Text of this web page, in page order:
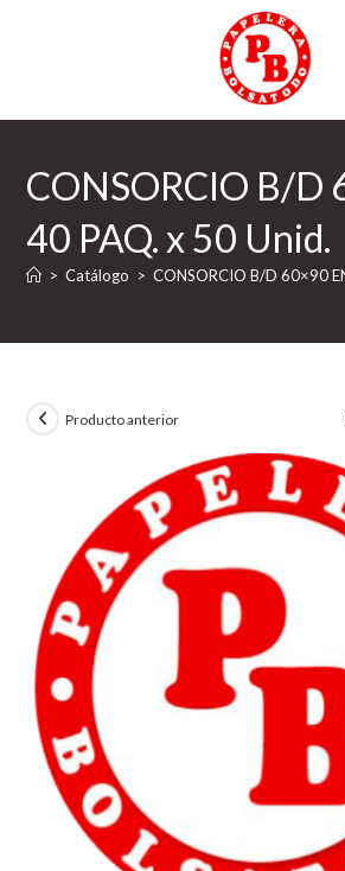
CONSORCIO B/D
40 PAQ. x 50 Unid.
> Catálogo > CONSORCIO B/D 60×90
Producto anterior